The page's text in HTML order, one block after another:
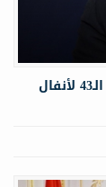
بيان رئيس حكومة إقليم كوردستان في الذكرى الـ43 لأنفال